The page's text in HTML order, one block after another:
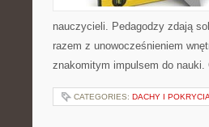
nauczycieli. Pedagodzy zdają
razem z unowocześnieniem
znakomitym impulsem do
CATEGORIES: DACHY I